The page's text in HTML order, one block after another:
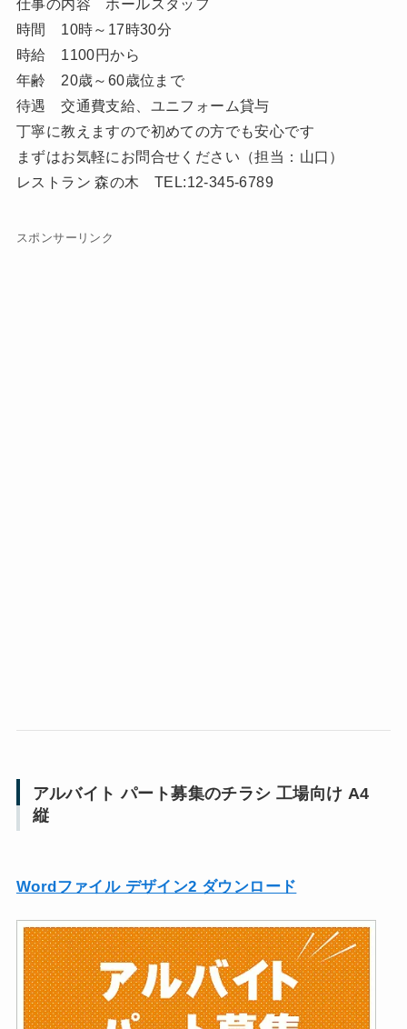
仕事の内容 ホールスタッフ
時間 10時～17時30分
時給 1100円から
年齢 20歳～60歳位まで
待遇 交通費支給、ユニフォーム貸与
丁寧に教えますので初めての方でも安心です
まずはお気軽にお問合せください（担当：山口）
レストラン 森の木 TEL:12-345-6789
スポンサーリンク
アルバイト パート募集のチラシ 工場向け A4
縦
Wordファイル デザイン2 ダウンロード